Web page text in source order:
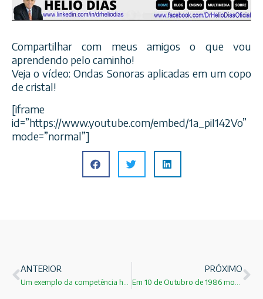
Compartilhar com meus amigos o que vou
aprendendo pelo caminho!
Veja o vídeo: Ondas Sonoras aplicadas em um copo
de cristal!
[iframe
id=”https://www.youtube.com/embed/1a_piI142Vo”
mode=”normal”]
ANTERIOR PRÓXIMO